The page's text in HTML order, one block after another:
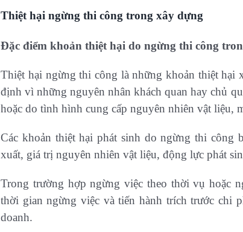
Thiệt hại ngừng thi công trong xây dựng
Đặc điểm khoản thiệt hại do ngừng thi công
Thiệt hại ngừng thi công là những khoản thiệt hại
định vì những nguyên nhân khách quan hay chủ
hoặc do tình hình cung cấp nguyên nhiên vật liệu,
Các khoản thiệt hại phát sinh do ngừng thi công
xuất, giá trị nguyên nhiên vật liệu, động lực phát
Trong trường hợp ngừng việc theo thời vụ hoặc
thời gian ngừng việc và tiến hành trích trước chi
doanh.